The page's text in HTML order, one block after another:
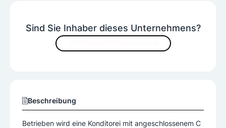
Sind Sie Inhaber dieses Unternehmens?
Beschreibung
Betrieben wird eine Konditorei mit angeschlossenem C